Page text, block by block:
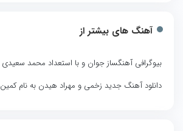
آهنگ های بیشتر از
بیوگرافی آهنگساز جوان و با استعداد محمد سعیدی
دانلود آهنگ جدید زخمی و مهراد هیدن به نام کمین